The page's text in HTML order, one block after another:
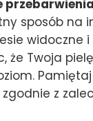
sposób na
widoczne i
że Twoja
z